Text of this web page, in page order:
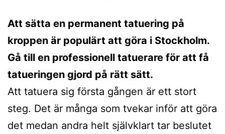
Att sätta en permanent tatuering på
kroppen är populärt att göra i Stockholm.
Gå till en professionell tatuerare för att få
tatueringen gjord på rätt sätt.
Att tatuera sig första gången är ett stort
steg. Det är många som tvekar inför att göra
det medan andra helt självklart tar beslutet